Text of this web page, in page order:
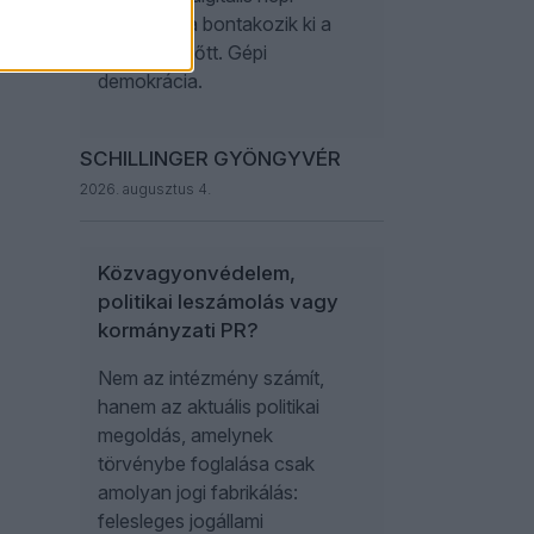
demokrácia bontakozik ki a
szemünk előtt. Gépi
demokrácia.
SCHILLINGER GYÖNGYVÉR
2026. augusztus 4.
Közvagyonvédelem,
politikai leszámolás vagy
kormányzati PR?
Nem az intézmény számít,
hanem az aktuális politikai
megoldás, amelynek
törvénybe foglalása csak
amolyan jogi fabrikálás:
felesleges jogállami